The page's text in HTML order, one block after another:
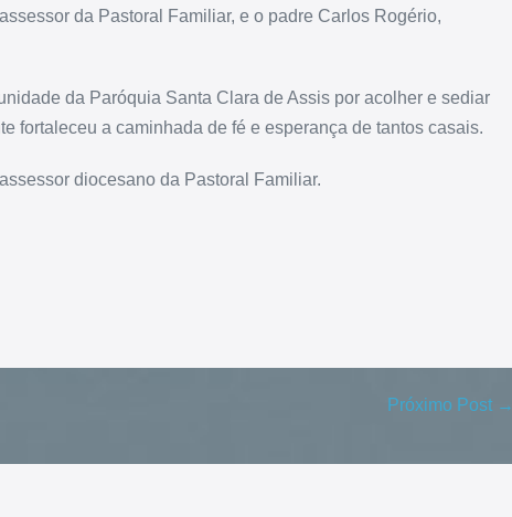
da Pastoral Familiar, e o padre Carlos Rogério,
da Paróquia Santa Clara de Assis por acolher e sediar
fortaleceu a caminhada de fé e esperança de tantos casais.
diocesano da Pastoral Familiar.
Próximo Post →